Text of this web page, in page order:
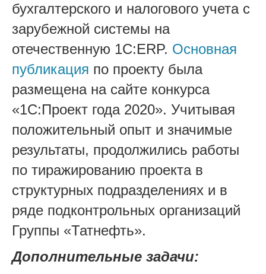
бухгалтерского и налогового учета с
зарубежной системы на
отечественную 1С:ERP. Основная
публикация по проекту была
размещена на сайте конкурса
«1С:Проект года 2020». Учитывая
положительный опыт и значимые
результаты, продолжились работы
по тиражированию проекта в
структурных подразделениях и в
ряде подконтрольных организаций
Группы «Татнефть».
Дополнительные задачи: